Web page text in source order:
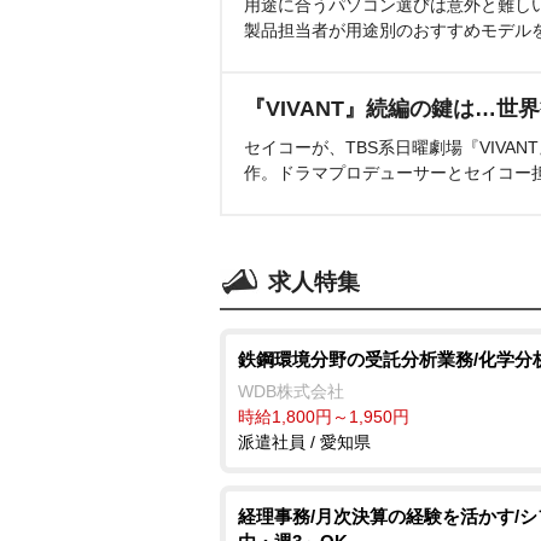
用途に合うパソコン選びは意外と難
製品担当者が用途別のおすすめモデル
『VIVANT』続編の鍵は…世
セイコーが、TBS系日曜劇場『
作。ドラマプロデューサーとセイコー
求人特集
鉄鋼環境分野の受託分析業務/化学分
WDB株式会社
時給1,800円～1,950円
派遣社員 / 愛知県
経理事務/月次決算の経験を活かす/